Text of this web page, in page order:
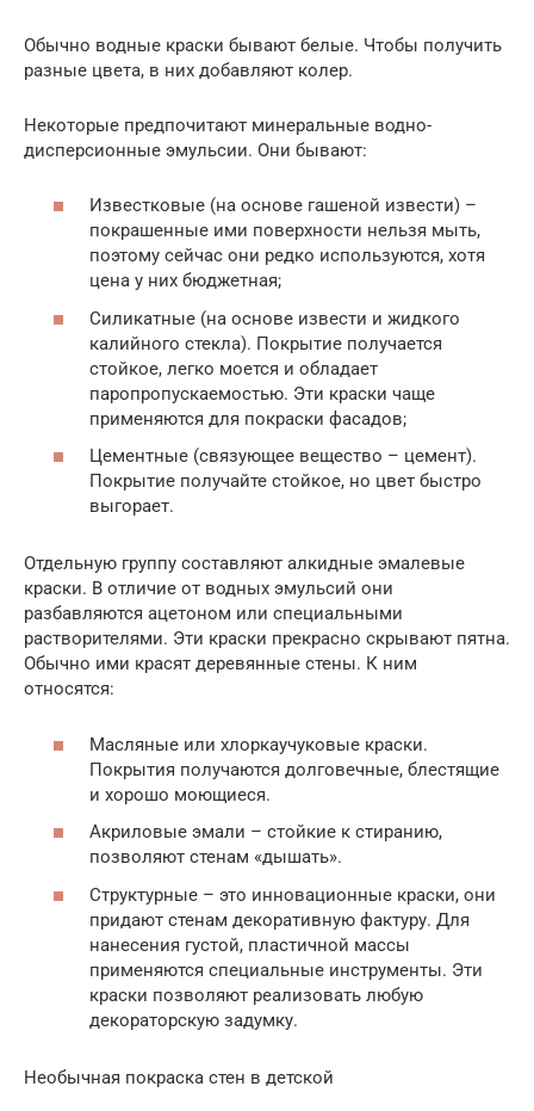
Обычно водные краски бывают белые. Чтобы получить
разные цвета, в них добавляют колер.
Некоторые предпочитают минеральные водно-
дисперсионные эмульсии. Они бывают:
Известковые (на основе гашеной извести) –
покрашенные ими поверхности нельзя мыть,
поэтому сейчас они редко используются, хотя
цена у них бюджетная;
Силикатные (на основе извести и жидкого
калийного стекла). Покрытие получается
стойкое, легко моется и обладает
паропропускаемостью. Эти краски чаще
применяются для покраски фасадов;
Цементные (связующее вещество – цемент).
Покрытие получайте стойкое, но цвет быстро
выгорает.
Отдельную группу составляют алкидные эмалевые
краски. В отличие от водных эмульсий они
разбавляются ацетоном или специальными
растворителями. Эти краски прекрасно скрывают пятна.
Обычно ими красят деревянные стены. К ним
относятся:
Масляные или хлоркаучуковые краски.
Покрытия получаются долговечные, блестящие
и хорошо моющиеся.
Акриловые эмали – стойкие к стиранию,
позволяют стенам «дышать».
Структурные – это инновационные краски, они
придают стенам декоративную фактуру. Для
нанесения густой, пластичной массы
применяются специальные инструменты. Эти
краски позволяют реализовать любую
декораторскую задумку.
Необычная покраска стен в детской